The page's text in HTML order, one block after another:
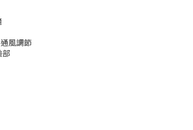
風調節
部